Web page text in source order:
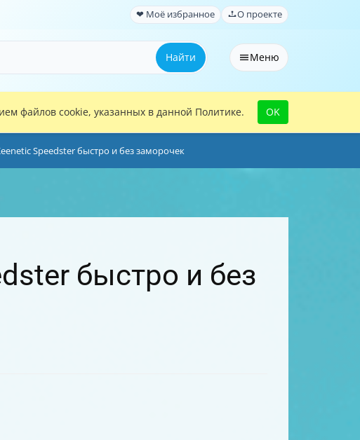
❤ Моё избранное О проекте
Найти Меню
файлов cookie, указанных в данной Политике. OK
Speedster быстро и без заморочек
быстро и без